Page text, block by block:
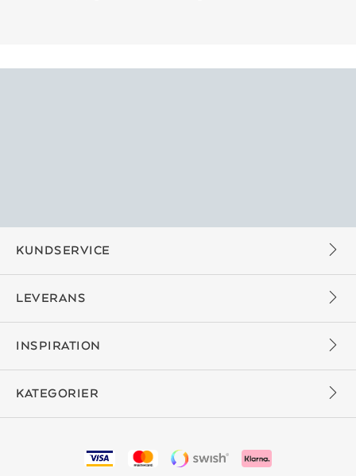
KUNDSERVICE
LEVERANS
INSPIRATION
KATEGORIER